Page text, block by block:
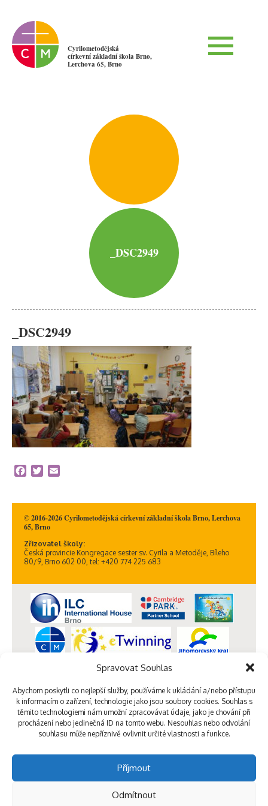
Spravovat Souhlas
Abychom poskytli co nejlepší služby, používáme k ukládání a/nebo přístupu
k informacím o zařízení, technologie jako jsou soubory cookies. Souhlas s
těmito technologiemi nám umožní zpracovávat údaje, jako je chování při
procházení nebo jedinečná ID na tomto webu. Nesouhlas nebo odvolání
souhlasu může nepříznivě ovlivnit určité vlastnosti a funkce.
Příjmout
Odmítnout
Cyrilometodějská
církevní základní škola Brno,
Lerchova 65, Brno
_DSC2949
_DSC2949
Facebook
Twitter
© 2016-2026 Cyrilometodějská církevní základní škola Brno, Lerchova
65, Brno
Zřizovatel školy:
Česká provincie Kongregace sester sv. Cyrila a Metoděje, Bíleho
80/9, Brno 602 00, tel: +420 774 225 683